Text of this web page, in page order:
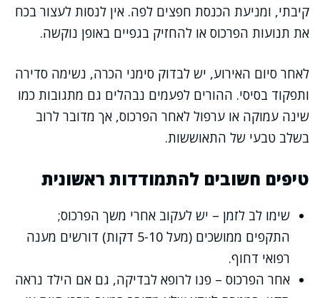
קיבתי, ומניעת הכנסת חפצים לפה. אין לנסות לעצור בכח
את תנועות הפרכוס או להחזיק בגפיים באופן נוקשה.
לאחר סיום האירוע, יש לבדוק סימני הכרה, נשימה סדירה
ותפקוד בסיסי. ההורים לפעמים נבהלים גם מתגובות כמו
שינה עמוקה או ערפול לאחר הפרכוס, אך מדובר לרוב
בשלב טבעי של התאוששות.
טיפים חשובים להתמודדות ראשונית
שימו לב לזמן – יש לעקוב אחרי משך הפרכוס;
התקפים ממושכים (מעל 5-10 דקות) דורשים מענה
רפואי דחוף.
אחר הפרכוס – פנו לרופא לבדיקה, גם אם הילד נראה